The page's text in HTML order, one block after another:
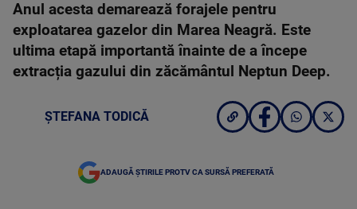
Anul acesta demarează forajele pentru
exploatarea gazelor din Marea Neagră. Este
ultima etapă importantă înainte de a începe
extracția gazului din zăcământul Neptun Deep.
ȘTEFANA TODICĂ
ADAUGĂ ȘTIRILE PROTV CA SURSĂ PREFERATĂ